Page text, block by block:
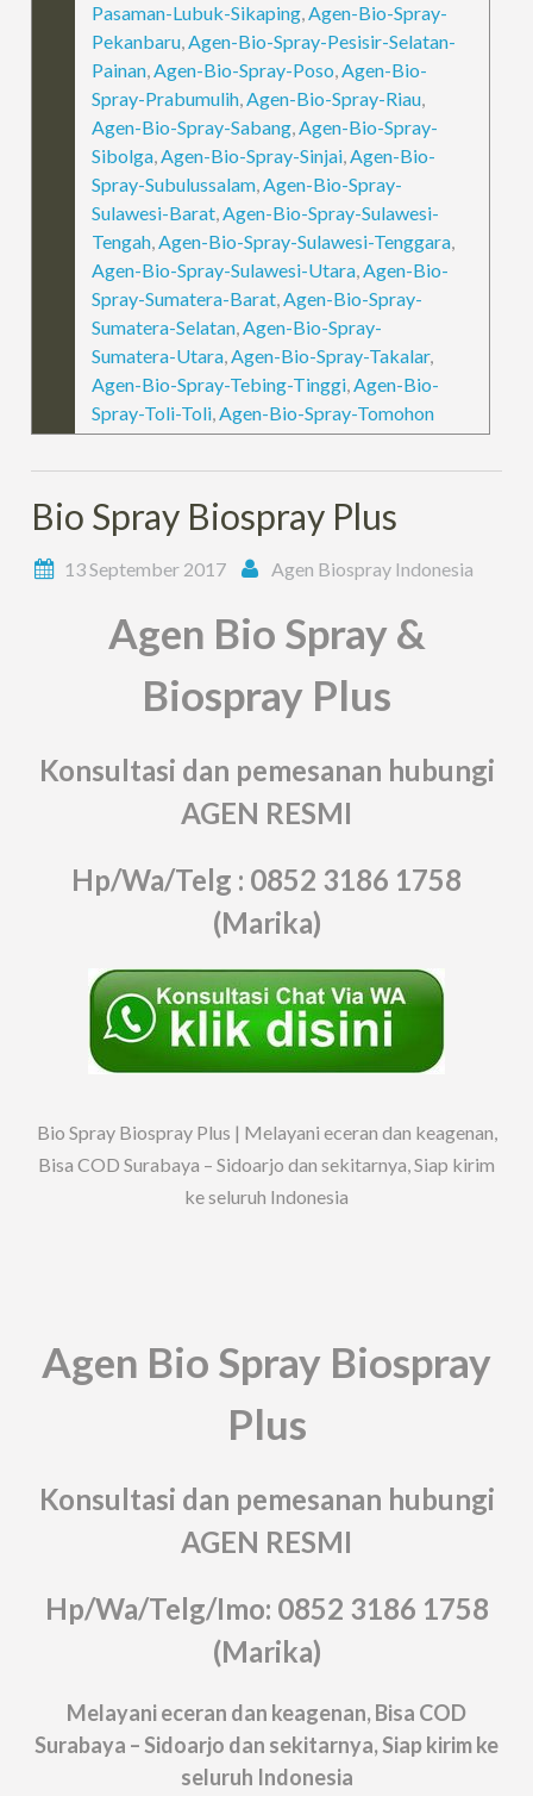
Pasaman-Lubuk-Sikaping,Agen-Bio-Spray-
Pekanbaru,Agen-Bio-Spray-Pesisir-Selatan-
Painan,Agen-Bio-Spray-Poso,Agen-Bio-
Spray-Prabumulih,Agen-Bio-Spray-Riau,
Agen-Bio-Spray-Sabang,Agen-Bio-Spray-
Sibolga,Agen-Bio-Spray-Sinjai,Agen-Bio-
Spray-Subulussalam,Agen-Bio-Spray-
Sulawesi-Barat,Agen-Bio-Spray-Sulawesi-
Tengah,Agen-Bio-Spray-Sulawesi-Tenggara,
Agen-Bio-Spray-Sulawesi-Utara,Agen-Bio-
Spray-Sumatera-Barat,Agen-Bio-Spray-
Sumatera-Selatan,Agen-Bio-Spray-
Sumatera-Utara,Agen-Bio-Spray-Takalar,
Agen-Bio-Spray-Tebing-Tinggi,Agen-Bio-
Spray-Toli-Toli,Agen-Bio-Spray-Tomohon
Bio Spray Biospray Plus
13 September 2017 Agen Biospray Indonesia
Agen Bio Spray &
Biospray Plus
Konsultasi dan pemesanan hubungi
AGEN RESMI
Hp/Wa/Telg : 0852 3186 1758
(Marika)
Bio Spray Biospray Plus | Melayani eceran dan keagenan,
Bisa COD Surabaya – Sidoarjo dan sekitarnya, Siap kirim
ke seluruh Indonesia
Agen Bio Spray Biospray
Plus
Konsultasi dan pemesanan hubungi
AGEN RESMI
Hp/Wa/Telg/Imo: 0852 3186 1758
(Marika)
Melayani eceran dan keagenan, Bisa COD
Surabaya – Sidoarjo dan sekitarnya, Siap kirim ke
seluruh Indonesia